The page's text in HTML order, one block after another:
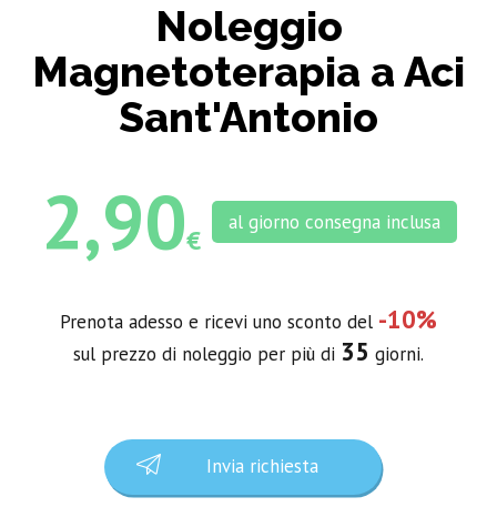
Noleggio
Magnetoterapia a Aci
Sant'Antonio
2,90€
al giorno consegna inclusa
Prenota adesso e ricevi uno sconto del -10%
sul prezzo di noleggio per più di 35 giorni.
Invia richiesta